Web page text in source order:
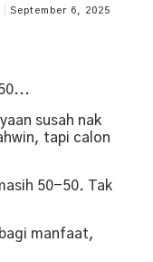
September 6, 2025
susah nak
tapi calon
50-50. Tak
manfaat,